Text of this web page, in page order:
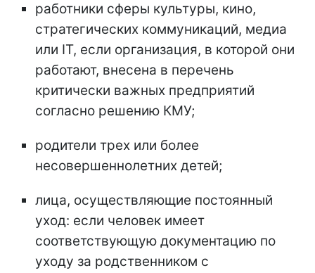
работники сферы культуры, кино,
стратегических коммуникаций, медиа
или IT, если организация, в которой они
работают, внесена в перечень
критически важных предприятий
согласно решению КМУ;
родители трех или более
несовершеннолетних детей;
лица, осуществляющие постоянный
уход: если человек имеет
соответствующую документацию по
уходу за родственником с